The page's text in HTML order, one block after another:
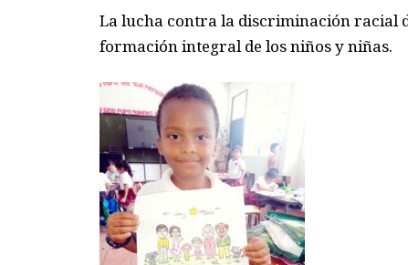
La lucha contra la discriminación racial
formación integral de los niños y niñas.